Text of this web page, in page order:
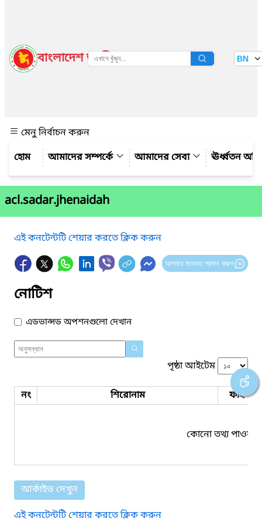
বাংলাদেশ জাতীয় তথ্য বাতায়ন BN
মেনু নির্বাচন করুন
আমাদের সম্পর্কে
আমাদের সেবা ঊর্ধ্বতন
acl.sadar.jhenaidah
এই কনটেন্টটি শেয়ার করতে ক্লিক করুন
আপনার মতামত প্রদান করুন
নোটিশ
এডভান্সড অপশনগুলো দেখান
পৃষ্ঠা আইটেম
নং শিরোনাম ফাইল
কোনো তথ্য পাওয়া
আর্কাইভ দেখুন
এই কনটেন্টটি শেয়ার করতে ক্লিক করুন